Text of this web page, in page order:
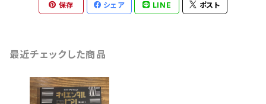
保存 シェア LINE ポスト
最近チェックした商品